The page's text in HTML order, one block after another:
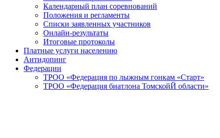
Календарный план соревнований
Положения и регламенты
Списки заявленных участников
Онлайн-результаты
Итоговые протоколы
Платные услуги населению
Антидопинг
Федерации
ТРОО «Федерация по лыжным гонкам «Старт»
ТРОО «Федерация биатлона ТомскойЙ области»